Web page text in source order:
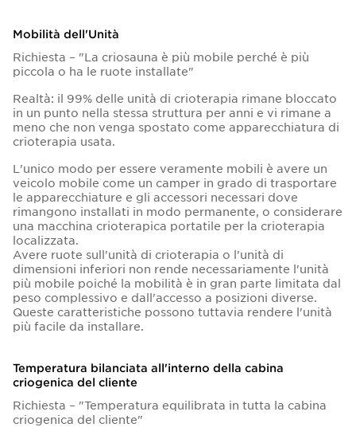
Mobilità dell'Unità
Richiesta – "La criosauna è più mobile perché è più
piccola o ha le ruote installate"
Realtà: il 99% delle unità di crioterapia rimane bloccato
in un punto nella stessa struttura per anni e vi rimane a
meno che non venga spostato come apparecchiatura di
crioterapia usata.
L'unico modo per essere veramente mobili è avere un
veicolo mobile come un camper in grado di trasportare
le apparecchiature e gli accessori necessari dove
rimangono installati in modo permanente, o considerare
una macchina crioterapica portatile per la crioterapia
localizzata.
Avere ruote sull'unità di crioterapia o l'unità di
dimensioni inferiori non rende necessariamente l'unità
più mobile poiché la mobilità è in gran parte limitata dal
peso complessivo e dall'accesso a posizioni diverse.
Queste caratteristiche possono tuttavia rendere l'unità
più facile da installare.
Temperatura bilanciata all'interno della cabina
criogenica del cliente
Richiesta – "Temperatura equilibrata in tutta la cabina
criogenica del cliente"